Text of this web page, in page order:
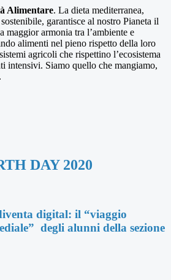
Alimentare. La dieta mediterranea,
garantisce al nostro Pianeta il
maggior armonia tra l’ambiente e
alimenti nel pieno rispetto della loro
agricoli che rispettino l’ecosistema
intensivi. Siamo quello che mangiamo,
DAY 2020
digital: il “viaggio
degli alunni della sezione